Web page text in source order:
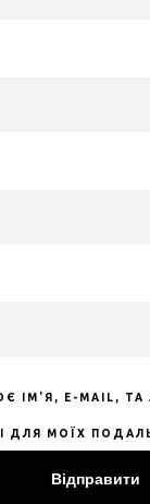
ІМ'Я, E-MAIL,
ДЛЯ МОЇХ